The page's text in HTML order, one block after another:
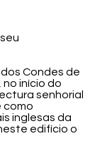
Condes de
início do
senhorial
como
inglesas da
edifício o